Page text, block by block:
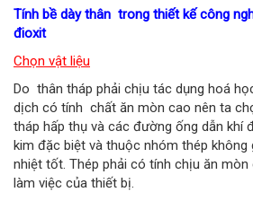
Tính bề dày thân trong thiết kế công
đioxit
Chọn vật liệu
Do thân tháp phải chịu tác dụng hoá
dịch có tính chất ăn mòn cao nên ta
tháp hấp thụ và các đường ống dẫn khí
kim đặc biệt và thuộc nhóm thép không
nhiệt tốt. Thép phải có tính chịu ăn
làm việc của thiết bị.